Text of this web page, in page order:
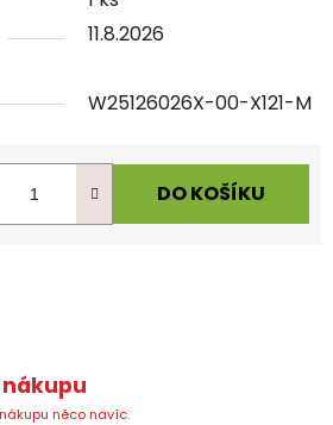
11.8.2026
W25126026X-00-X121-M
DO KOŠÍKU
něco navíc.